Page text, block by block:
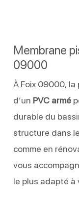
Membrane
09000
À Foix 09000, la
d’un PVC armé
durable du
structure dans
comme en
vous
le plus adapté à